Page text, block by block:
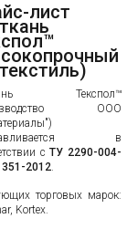
лист
Текспол™
ООО
в
сТУ 2290-004-
2012.
торговых марок:
Kortex.